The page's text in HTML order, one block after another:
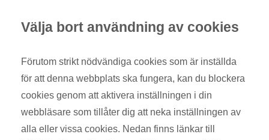
Välja bort användning av cookies
Förutom strikt nödvändiga cookies som är inställda
för att denna webbplats ska fungera, kan du blockera
cookies genom att aktivera inställningen i din
webbläsare som tillåter dig att neka inställningen av
alla eller vissa cookies. Nedan finns länkar till